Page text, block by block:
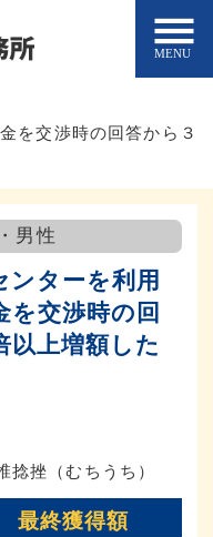
を交渉時の回答から３
男性
ンターを利用
を交渉時の回
以上増額した
捻挫（むちうち）
最終獲得額